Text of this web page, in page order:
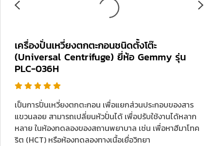
เครื่องปั่นเหวี่ยงตกตะกอนชนิดตั้งโต๊ะ
(Universal Centrifuge) ยี่ห้อ Gemmy รุ่น
PLC-036H
เป็นการปั่นเหวี่ยงตกตะกอน เพื่อแยกส่วนประกอบของสาร
แขวนลอย สามารถเปลี่ยนหัวปั่นได้ เพื่อปรับใช้งานได้หลาก
หลาย ในห้องทดลองของสถานพยาบาล เช่น เพื่อหาฮีมาโทค
ริต (HCT) หรือห้องทดลองทางเนื้อเยื่อวิทยา